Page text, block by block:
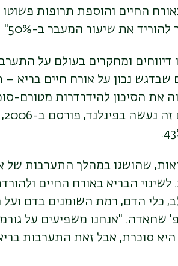
החיים והוספת תרופות פשוטו
את שיעור המעבר ב-50%"
ומחקרים בעולם על
נכון על אורח חיים בריא –
את הסיכון להידרדרות מטורם-
שהושגו במהלך התערבות של
הבריא באורח החיים
כלי הדם, רמת השומנים בדם ועל
שחאדה. "אנחנו משפיעים על
סוכרת, אבל זאת התערבות